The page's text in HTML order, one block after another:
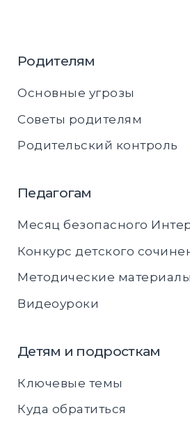
Родителям
Основные угрозы
Советы родителям
Родительский контроль
Педагогам
Месяц безопасного
Конкурс детского
Методические материалы
Видеоуроки
Детям и подросткам
Ключевые темы
Куда обратиться